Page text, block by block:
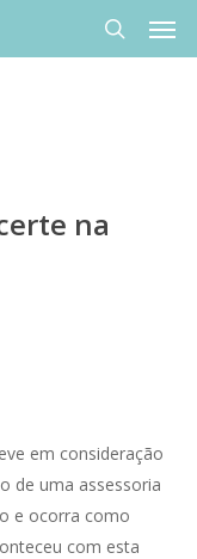
search
na
em consideração
de uma assessoria
e ocorra como
com esta